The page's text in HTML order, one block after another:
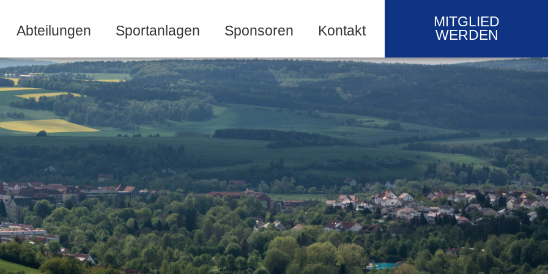
Abteilungen Sportanlagen Sponsoren Kontakt
MITGLIED
WERDEN